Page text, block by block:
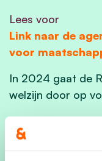
Lees voor
Link naar de
voor
In 2024 gaat de
welzijn door op